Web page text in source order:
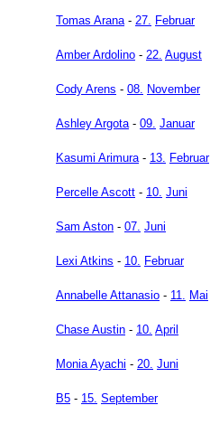
Tomas Arana- 27. Februar
Amber Ardolino - 22. August
Cody Arens - 08. November
Ashley Argota- 09. Januar
Kasumi Arimura- 13. Februar
Percelle Ascott - 10. Juni
Sam Aston - 07. Juni
Lexi Atkins - 10. Februar
Annabelle Attanasio - 11. Mai
Chase Austin - 10. April
Monia Ayachi - 20. Juni
B5 - 15. September